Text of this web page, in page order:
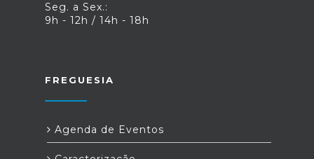
Seg. a Sex.:
9h - 12h / 14h - 18h
FREGUESIA
Agenda de Eventos